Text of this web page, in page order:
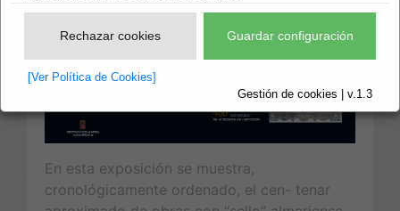
Rechazar cookies Guardar configuración
[Ver Política de Cookies]
Gestión de cookies | v.1.3
En esta exposición se muestra,
cronológicamente ordenado, el cen- tenar